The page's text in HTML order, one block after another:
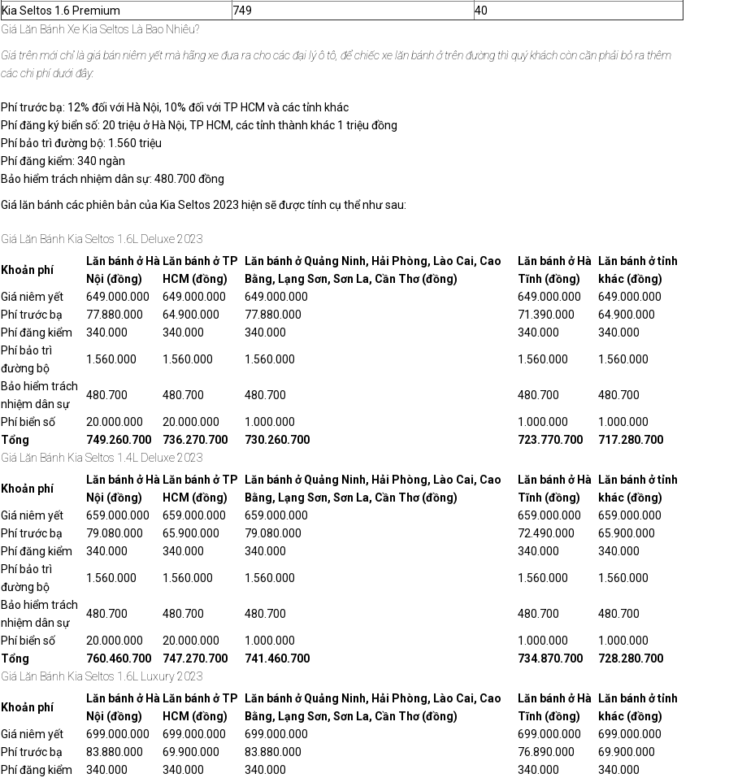
Kia Seltos 1.6 Premium
749
40
Giá Lăn Bánh Xe Kia Seltos Là Bao Nhiêu?
Giá trên mới chỉ là giá bán niêm yết mà hãng xe đưa ra cho các đại lý ô tô, để chiếc xe lăn bánh ở trên đường thì quý khách còn cần phải bỏ ra thêm
các chi phí dưới đây:
Phí trước bạ: 12% đối với Hà Nội, 10% đối với TP HCM và các tỉnh khác
Phí đăng ký biển số: 20 triệu ở Hà Nội, TP HCM, các tỉnh thành khác 1 triệu đồng
Phí bảo trì đường bộ: 1.560 triệu
Phí đăng kiểm: 340 ngàn
Bảo hiểm trách nhiệm dân sự: 480.700 đồng
Giá lăn bánh các phiên bản của Kia Seltos 2023 hiện sẽ được tính cụ thể như sau:
Giá Lăn Bánh Kia Seltos 1.6L Deluxe 2023
Khoản phí
Lăn bánh ở Hà
Nội (đồng)
Lăn bánh ở TP
HCM (đồng)
Lăn bánh ở Quảng Ninh, Hải Phòng, Lào Cai, Cao
Bằng, Lạng Sơn, Sơn La, Cần Thơ (đồng)
Lăn bánh ở Hà
Tĩnh (đồng)
Lăn bánh ở tỉnh
khác (đồng)
Giá niêm yết
649.000.000 649.000.000 649.000.000 649.000.000
649.000.000
Phí trước bạ
77.880.000 64.900.000 77.880.000 71.390.000
64.900.000
Phí đăng kiểm
340.000 340.000 340.000 340.000
340.000
Phí bảo trì
đường bộ
1.560.000 1.560.000 1.560.000 1.560.000 1.560.000
Bảo hiểm trách
nhiệm dân sự
480.700 480.700 480.700 480.700 480.700
Phí biển số 20.000.000 20.000.000 1.000.000 1.000.000
1.000.000
Tổng
749.260.700 736.270.700 730.260.700 723.770.700
717.280.700
Giá Lăn Bánh Kia Seltos 1.4L Deluxe 2023
Khoản phí
Lăn bánh ở Hà
Nội (đồng)
Lăn bánh ở TP
HCM (đồng)
Lăn bánh ở Quảng Ninh, Hải Phòng, Lào Cai, Cao
Bằng, Lạng Sơn, Sơn La, Cần Thơ (đồng)
Lăn bánh ở Hà
Tĩnh (đồng)
Lăn bánh ở tỉnh
khác (đồng)
Giá niêm yết
659.000.000 659.000.000 659.000.000 659.000.000
659.000.000
Phí trước bạ
79.080.000 65.900.000 79.080.000 72.490.000
65.900.000
Phí đăng kiểm
340.000 340.000 340.000 340.000
340.000
Phí bảo trì
đường bộ
1.560.000 1.560.000 1.560.000 1.560.000 1.560.000
Bảo hiểm trách
nhiệm dân sự
480.700 480.700 480.700 480.700 480.700
Phí biển số 20.000.000 20.000.000 1.000.000 1.000.000
1.000.000
Tổng
760.460.700 747.270.700 741.460.700 734.870.700
728.280.700
Giá Lăn Bánh Kia Seltos 1.6L Luxury 2023
Khoản phí
Lăn bánh ở Hà
Nội (đồng)
Lăn bánh ở TP
HCM (đồng)
Lăn bánh ở Quảng Ninh, Hải Phòng, Lào Cai, Cao
Bằng, Lạng Sơn, Sơn La, Cần Thơ (đồng)
Lăn bánh ở Hà
Tĩnh (đồng)
Lăn bánh ở tỉnh
khác (đồng)
Giá niêm yết
699.000.000 699.000.000 699.000.000 699.000.000
699.000.000
Phí trước bạ
83.880.000 69.900.000 83.880.000 76.890.000
69.900.000
Phí đăng kiểm
340.000 340.000 340.000 340.000
340.000